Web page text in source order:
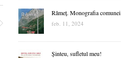
Râmeț. Monografia comunei
feb. 11, 2024
Șinteu, sufletul meu!